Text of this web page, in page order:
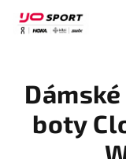
obsah
boty